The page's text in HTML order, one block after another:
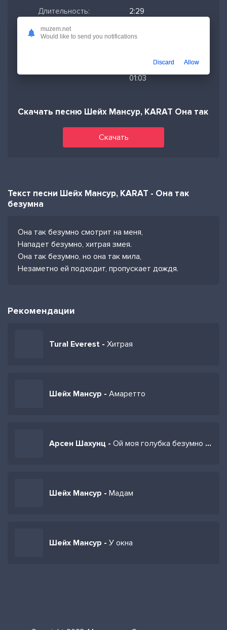
Длительность:
2:29
Размер файла:
01:03
Скачать песню Шейх Мансур, KARAT Она так
Скачать
Текст песни Шейх Мансур, KARAT - Она так
безумна
Она так безумно смотрит на меня,
Нападет безумно, хитрая змея.
Она так безумно, но она так мила,
Незаметно ей подходит, пропускает дождя.
Рекомендации
Tural Everest - Хитрая
Шейх Мансур - Амаретто
Арсен Шахунц - Ой моя голубка безумно я влюблён (Remix)
Шейх Мансур - Мадам
Шейх Мансур - У окна
muzem.net
Would like to send you notifications
Discard Allow